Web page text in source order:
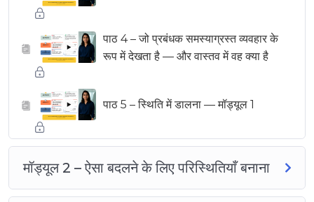
▶
पाठ 4 – जो प्रबंधक समस्याग्रस्त व्यवहार के
रूप में देखता है — और वास्तव में वह क्या है
▶ पाठ 5 – स्थिति में डालना — मॉड्यूल 1
मॉड्यूल 2 – ऐसा बदलने के लिए परिस्थितियाँ बनाना